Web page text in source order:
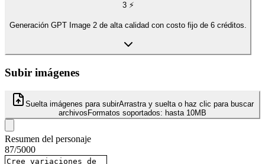
3⚡
Generación GPT Image 2 de alta calidad con costo fijo de 6 créditos.
Subir imágenes
Suelta imágenes para subirArrastra y suelta o haz clic para buscar
archivosFormatos soportados: hasta 10MB
Resumen del personaje
87/5000